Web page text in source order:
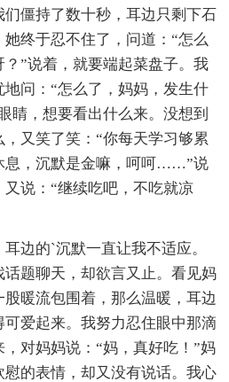
僵持了数十秒，耳边只剩下石
终于忍不住了，问道：“怎么
”说着，就要端起菜盘子。我
问：“怎么了，妈妈，发生什
睛，想要看出什么来。没想到
又笑了笑：“你每天学习够累
息，沉默是金嘛，呵呵……”说
说：“继续吃吧，不吃就凉
边的`沉默一直让我不适应。
题聊天，却欲言又止。看见妈
暖流包围着，那么温暖，耳边
爱起来。我努力忍住眼中那滴
对妈妈说：“妈，真好吃！”妈
的表情，却又没有说话。我心